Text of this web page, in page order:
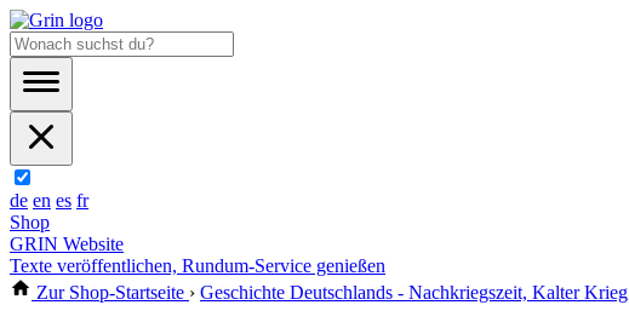
de en es fr
Shop
GRIN Website
Texte veröffentlichen, Rundum-Service genießen
Zur Shop-Startseite › Geschichte Deutschlands - Nachkriegszeit, Kalter Krieg